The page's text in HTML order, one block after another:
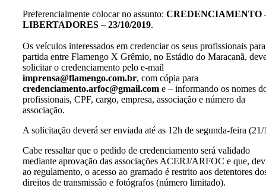
Preferencialmente colocar no assunto: CREDENCIAMENTO
LIBERTADORES – 23/10/2019.
Os veículos interessados em credenciar os seus profissionais
partida entre Flamengo X Grêmio, no Estádio do Maracanã,
solicitar o credenciamento pelo e-mail
imprensa@flamengo.com.br, com cópia para
credenciamento.arfoc@gmail.com e – informando os nomes
profissionais, CPF, cargo, empresa, associação e número da
associação.
A solicitação deverá ser enviada até as 12h de segunda-feira (21/
Cabe ressaltar que o pedido de credenciamento será validado
mediante aprovação das associações ACERJ/ARFOC e que,
ao regulamento, o acesso ao gramado é restrito aos detentores
direitos de transmissão e fotógrafos (número limitado).